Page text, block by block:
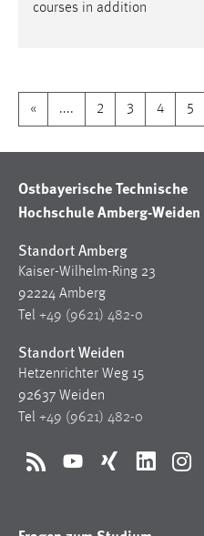
courses in addition
« .... 2 3 4 5
Ostbayerische Technische
Hochschule Amberg-Weiden
Standort Amberg
Kaiser-Wilhelm-Ring 23
92224 Amberg
Tel +49 (9621) 482-0
Standort Weiden
Hetzenrichter Weg 15
92637 Weiden
Tel +49 (9621) 482-0
RSS YouTubeXing LinkedIn
Name:
Cookie Laufzeit:
Chat
MibewSessionID,
chat-frame-style-
Zweck:
Wird benötigt um die
Cookie Laufzeit:
MibewSessionID, mibew-
5e9dbeb1811c0446 =
Jahre, MIBEW_UserID = 1
Login